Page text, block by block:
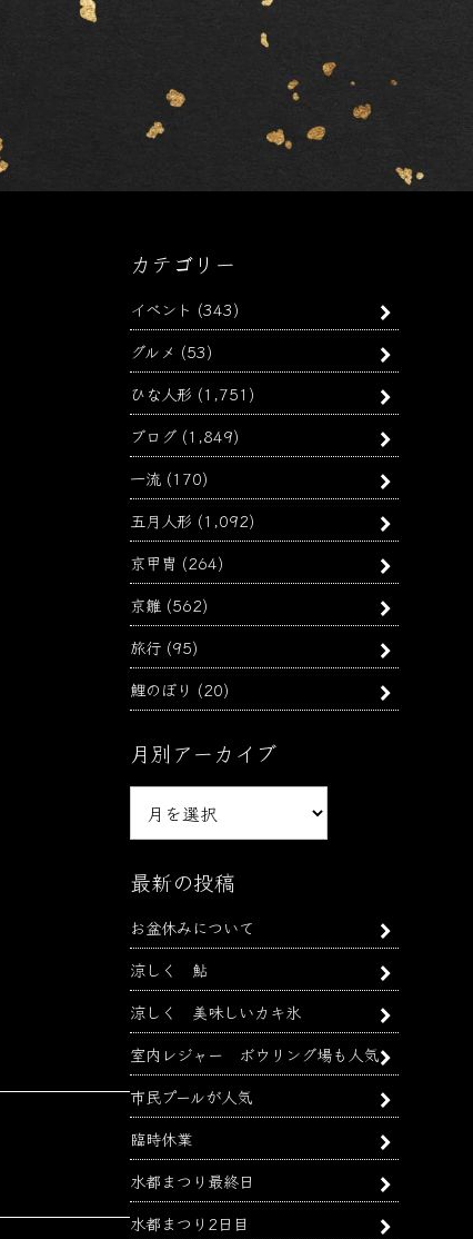
カテゴリー
イベント (343)
グルメ (53)
ひな人形 (1,751)
ブログ(1,849)
一流(170)
五月人形 (1,092)
京甲冑 (264)
京雛(562)
旅行(95)
鯉のぼり (20)
月別アーカイブ
ー
イ
ブ
最新の投稿
お盆休みについて
涼しく 鮎
涼しく 美味しいカキ氷
室内レジャー ボウリング場も人気
市民プールが人気
臨時休業
水都まつり最終日
水都まつり2日目